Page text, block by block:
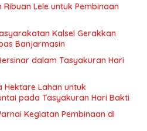
Lele untuk Pembinaan
Kalsel Gerakkan
Banjarmasin
dalam Tasyakuran Hari
Hektare Lahan untuk
pada Tasyakuran Hari Bakti
Kegiatan Pembinaan di